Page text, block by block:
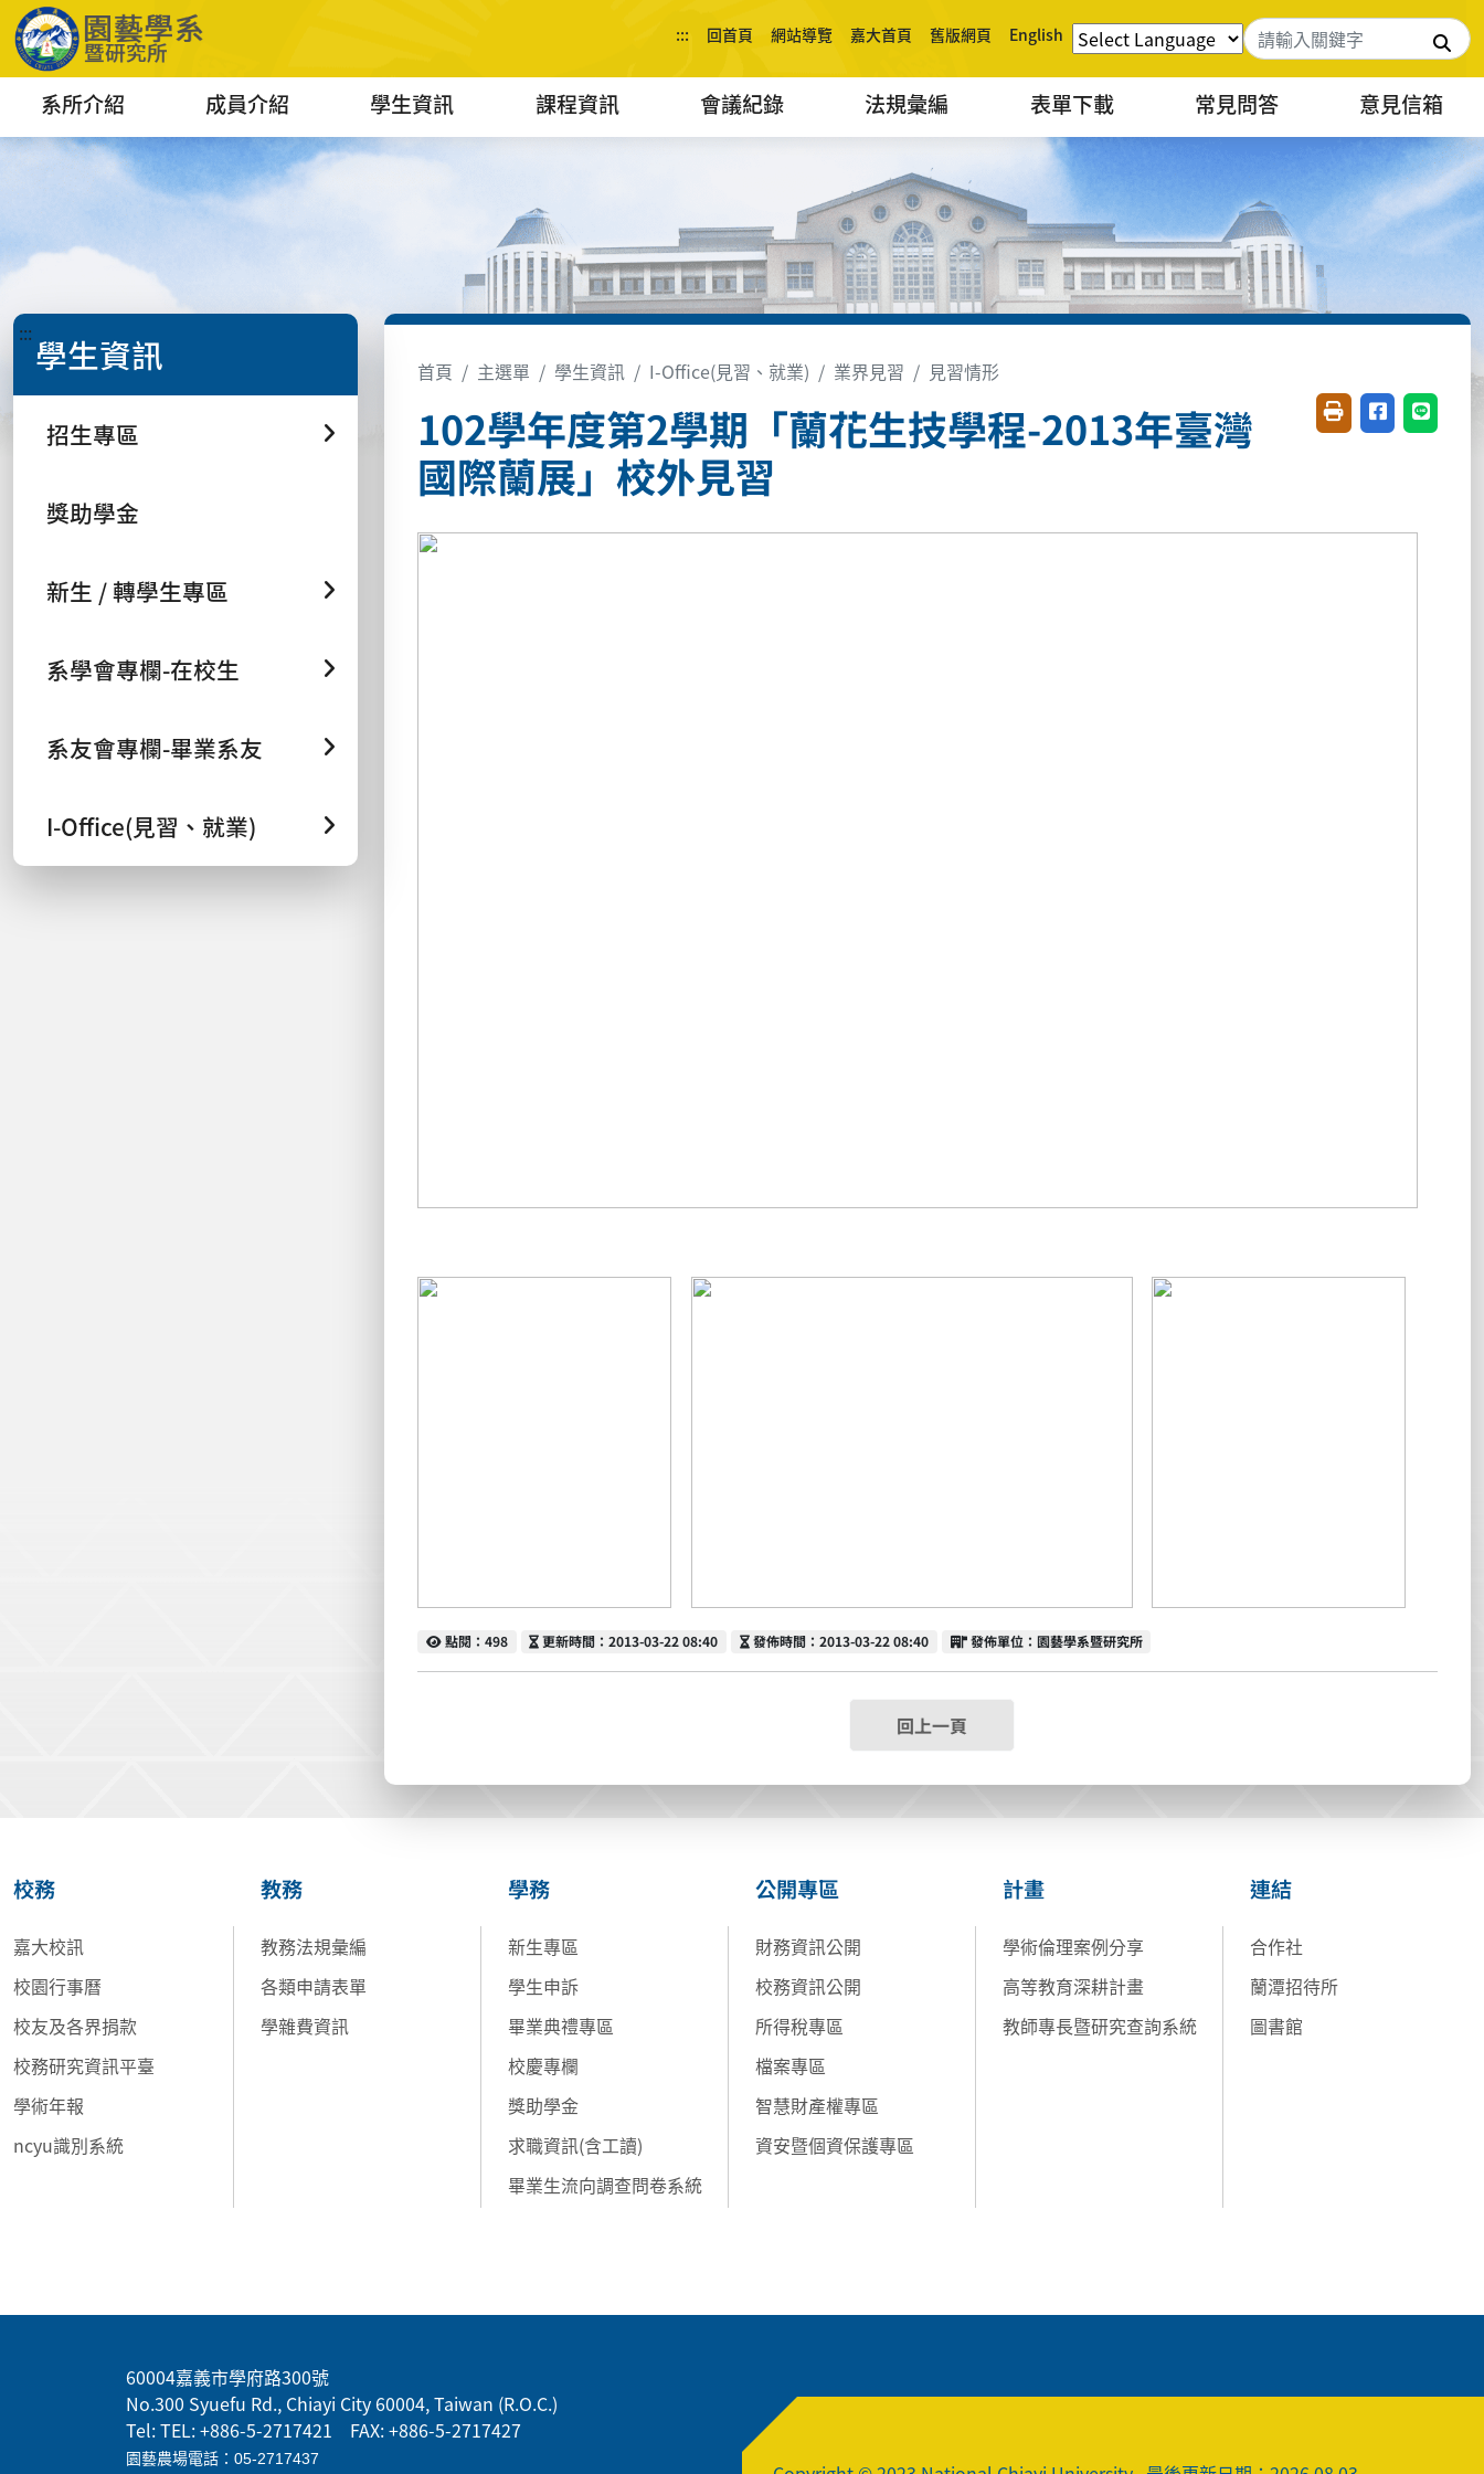
::: 回首頁 網站導覽 嘉大首頁 舊版網頁 English 搜尋
系所介紹 成員介紹 學生資訊 課程資訊 會議紀錄 法規彙編 表單下載 常見問答 意見信箱
::: 學生資訊
招生專區
獎助學金
新生 / 轉學生專區
系學會專欄-在校生
系友會專欄-畢業系友
I-Office(見習、就業)
首頁 主選單 學生資訊 I-Office(見習、就業) 業界見習 見習情形
102學年度第2學期「蘭花生技學程-2013年臺灣
國際蘭展」校外見習
友善列印(開新視窗)
分享至臉書(
分享至
點閱
點閱：498 更新時間
更新時間：2013-03-22 08:40 發佈時間
發佈時間：2013-03-22 08:40 發佈單位
發佈單位：園藝學系暨研究所
回上一頁
校務
嘉大校訊
校園行事曆
校友及各界捐款
校務研究資訊平臺
學術年報
ncyu識別系統
教務
教務法規彙編
各類申請表單
學雜費資訊
學務
新生專區
學生申訴
畢業典禮專區
校慶專欄
獎助學金
求職資訊(含工讀)
畢業生流向調查問卷系統
公開專區
財務資訊公開
校務資訊公開
所得稅專區
檔案專區
智慧財產權專區
資安暨個資保護專區
計畫
學術倫理案例分享
高等教育深耕計畫
教師專長暨研究查詢系統
連結
合作社
蘭潭招待所
圖書館
60004嘉義市學府路300號
No.300 Syuefu Rd., Chiayi City 60004, Taiwan (R.O.C.)
Tel: TEL: +886-5-2717421 FAX: +886-5-2717427
園藝農場電話：05-2717437